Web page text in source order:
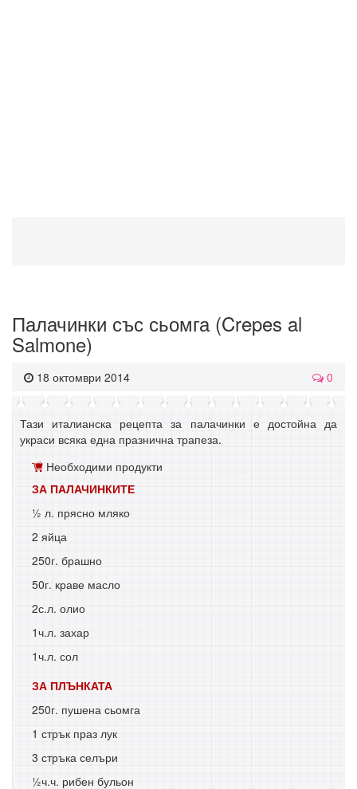
Палачинки със сьомга (Crepes al
Salmone)
18 октомври 2014 0
Тази италианска рецепта за палачинки е достойна да
украси всяка една празнична трапеза.
Необходими продукти
ЗА ПАЛАЧИНКИТЕ
½ л. прясно мляко
2 яйца
250г. брашно
50г. краве масло
2с.л. олио
1ч.л. захар
1ч.л. сол
ЗА ПЛЪНКАТА
250г. пушена сьомга
1 стрък праз лук
3 стръка селъри
½ч.ч. рибен бульон